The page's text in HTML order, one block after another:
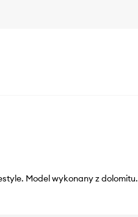
Model wykonany z dolomitu.